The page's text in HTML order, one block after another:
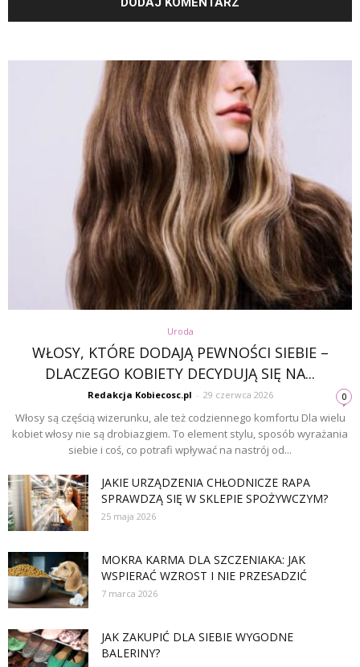
Uroda
WŁOSY, KTÓRE DODAJĄ PEWNOŚCI SIEBIE –
DLACZEGO KOBIETY DECYDUJĄ SIĘ NA...
Redakcja Kobiecosc.pl - 29 czerwca 2026 0
Włosy są częścią wizerunku, ale też codziennego komfortu Dla wielu
kobiet włosy nie są drobiazgiem. To element stylu, sposób wyrażania
siebie i coś, co potrafi wpływać na nastrój od...
JAKIE URZĄDZENIA CHŁODNICZE RAPA
SPRAWDZĄ SIĘ W SKLEPIE SPOŻYWCZYM?
25 maja 2026
MOKRA KARMA DLA SZCZENIAKA: JAK
WSPIERAĆ WZROST I NIE PRZESADZIĆ
7 marca 2026
JAK ZAKUPIĆ DLA SIEBIE WYGODNE
BALERINY?